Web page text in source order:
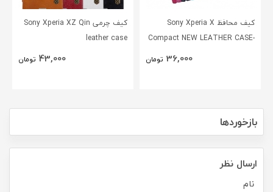
کیف محافظ Sony Xperia X
Compact NEW LEATHER CASE-
36,000 تومان
کیف چرمی Sony Xperia XZ Qin
leather case
43,000 تومان
بازخوردها
ارسال نظر
نام